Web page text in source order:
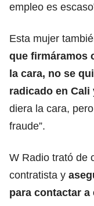
empleo es
Esta mujer
que firmáramos
la cara, no se
radicado en Cali
diera la cara,
fraude”.
W Radio trató de
contratista y
para contactar a